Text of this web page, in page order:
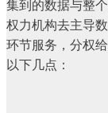
集到的数据与整
权力机构去主导
环节服务，分权
以下几点：